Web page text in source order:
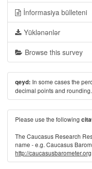
İnformasiya bülleteni
Yüklənənlər
Browse this survey
qeyd: In some cases the
decimal points and rounding.
Please use the following
The Caucasus Research
name - e.g. Caucasus
http://caucasusbarometer.org